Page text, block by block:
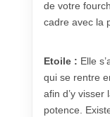
de votre
cadre avec la
Etoile : Elle
qui se rentre
afin d’y visser
potence.